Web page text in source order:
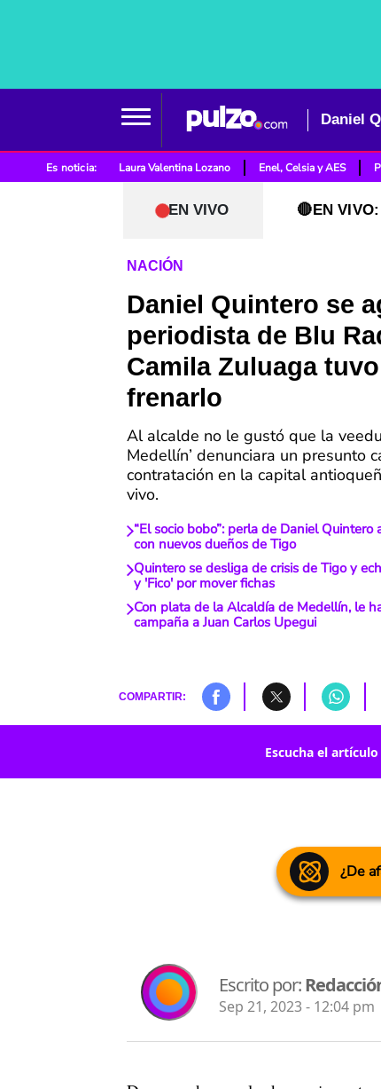
Es noticia: Laura Valentina Lozano Enel, Celsia y AES
EN VIVO 🔴EN
NACIÓN
Daniel Quintero se
periodista de Blu
Camila Zuluaga
frenarlo
Al alcalde no le gustó que la
Medellín’ denunciara un presunto
contratación en la capital
vivo.
“El socio bobo”: perla de Daniel Quintero
con nuevos dueños de Tigo
Quintero se desliga de crisis de Tigo y
y 'Fico' por mover fichas
Con plata de la Alcaldía de Medellín, le
campaña a Juan Carlos Upegui
COMPARTIR:
Escucha el artículo
¿De
Escrito por:
Sep 21, 2023 - 12:04 pm